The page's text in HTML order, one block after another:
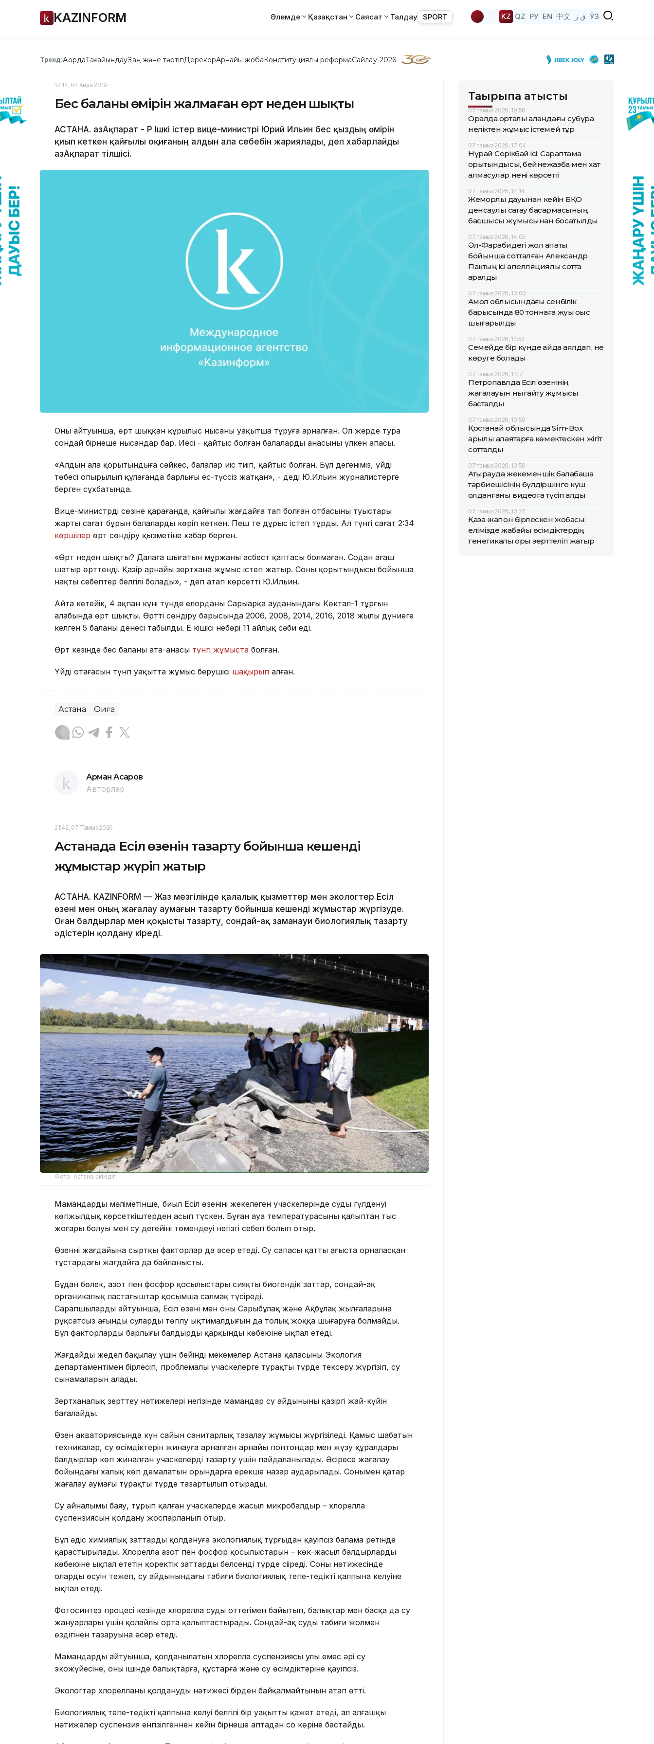
KAZINFORM Әлемде Қазақстан Саясат Талдау SPORT KZ QZ РУ EN 中文 ق ز ЎЗ
Тренд:АқордаТағайындауЗаң және тәртіпДерекқорАрнайы жобаКонституциялық реформаСайлау-2026
17:14, 04 Ақпан 2019
Бес баланың өмірін жалмаған өрт неден шықты
АСТАНА. ҚазАқпарат - ҚР Ішкі істер вице-министрі Юрий Ильин бес қыздың өмірін
қиып кеткен қайғылы оқиғаның алдын ала себебін жариялады, деп xабарлайды
ҚазАқпарат тілшісі.
Оның айтуынша, өрт шыққан құрылыс нысаны уақытша тұруға арналған. Ол жерде тура
сондай бірнеше нысандар бар. Иесі - қайтыс болған балалардың анасының үлкен апасы.
«Алдын ала қорытындыға сәйкес, балалар иіс тиіп, қайтыс болған. Бұл дегеніміз, үйдің
төбесі опырылып құлағанда барлығы ес-түссіз жатқан», - деді Ю.Ильин журналистерге
берген сұxбатында.
Вице-министрдің сөзіне қарағанда, қайғылы жағдайға тап болған отбасының туыстары
жарты сағат бұрын балаларды көріп кеткен. Пеш те дұрыс істеп тұрды. Ал түнгі сағат 2:34
көршілер өрт сөндіру қызметіне xабар берген.
«Өрт неден шықты? Далаға шығатын мұржаның асбест қаптасы болмаған. Содан ағаш
шатыр өрттенді. Қазір арнайы зертxана жұмыс істеп жатыр. Соның қорытындысы бойынша
нақты себептер белгілі болады», - деп атап көрсетті Ю.Ильин.
Айта кетейік, 4 ақпан күні түнде елорданың Сарыарқа ауданындағы Көктал-1 тұрғын
алабында өрт шықты. Өртті сөндіру барысында 2006, 2008, 2014, 2016, 2018 жылы дүниеге
келген 5 баланың денесі табылды. Ең кішісі небәрі 11 айлық сәби еді.
Өрт кезінде бес баланың ата-анасы түнгі жұмыста болған.
Үйдің отағасын түнгі уақытта жұмыс берушісі шақырып алған.
Астана Оқиға
Арман Асқаров
Авторлар
21:42, 07 Тамыз 2026
Астанада Есіл өзенін тазарту бойынша кешенді
жұмыстар жүріп жатыр
АСТАНА. KAZINFORM — Жаз мезгілінде қалалық қызметтер мен экологтер Есіл
өзені мен оның жағалау аумағын тазарту бойынша кешенді жұмыстар жүргізуде.
Оған балдырлар мен қоқысты тазарту, сондай-ақ заманауи биологиялық тазарту
әдістерін қолдану кіреді.
Фото: Астана әкімдігі
Мамандардың мәліметінше, биыл Есіл өзенінің жекелеген учаскелерінде судың гүлденуі
көпжылдық көрсеткіштерден асып түскен. Бұған ауа температурасының қалыптан тыс
жоғары болуы мен су деңгейінің төмендеуі негізгі себеп болып отыр.
Өзеннің жағдайына сыртқы факторлар да әсер етеді. Су сапасы қатты ағыста орналасқан
тұстардағы жағдайға да байланысты.
Бұдан бөлек, азот пен фосфор қосылыстары сияқты биогендік заттар, сондай-ақ
органикалық ластағыштар қосымша салмақ түсіреді.
Сарапшылардың айтуынша, Есіл өзені мен оның Сарыбұлақ және Ақбұлақ жылғаларына
рұқсатсыз ағынды сулардың төгілу ықтималдығын да толық жоққа шығаруға болмайды.
Бұл факторлардың барлығы балдырдың қарқынды көбеюіне ықпал етеді.
Жағдайды жедел бақылау үшін бейінді мекемелер Астана қаласының Экология
департаментімен бірлесіп, проблемалы учаскелерге тұрақты түрде тексеру жүргізіп, су
сынамаларын алады.
Зертханалық зерттеу нәтижелері негізінде мамандар су айдынының қазіргі жай-күйін
бағалайды.
Өзен акваториясында күн сайын санитарлық тазалау жұмысы жүргізіледі. Қамыс шабатын
техникалар, су өсімдіктерін жинауға арналған арнайы понтондар мен жүзу құралдары
балдырлар көп жиналған учаскелерді тазарту үшін пайдаланылады. Әсіресе жағалау
бойындағы халық көп демалатын орындарға ерекше назар аударылады. Сонымен қатар
жағалау аумағы тұрақты түрде тазартылып отырады.
Су айналымы баяу, тұрып қалған учаскелерде жасыл микробалдыр – хлорелла
суспензиясын қолдану жоспарланып отыр.
Бұл әдіс химиялық заттарды қолдануға экологиялық тұрғыдан қауіпсіз балама ретінде
қарастырылады. Хлорелла азот пен фосфор қосылыстарын – көк-жасыл балдырлардың
көбеюіне ықпал ететін қоректік заттарды белсенді түрде сіңіреді. Соның нәтижесінде
олардың өсуін тежеп, су айдынындағы табиғи биологиялық тепе-теңдіктің қалпына келуіне
ықпал етеді.
Фотосинтез процесі кезінде хлорелла суды оттегімен байытып, балықтар мен басқа да су
жануарлары үшін қолайлы орта қалыптастырады. Сондай-ақ судың табиғи жолмен
өздігінен тазаруына әсер етеді.
Мамандардың айтуынша, қолданылатын хлорелла суспензиясы улы емес әрі су
экожүйесіне, оның ішінде балықтарға, құстарға және су өсімдіктеріне қауіпсіз.
Экологтар хлорелланы қолданудың нәтижесі бірден байқалмайтынын атап өтті.
Биологиялық тепе-теңдіктің қалпына келуі белгілі бір уақытты қажет етеді, ал алғашқы
нәтижелер суспензия енгізілгеннен кейін бірнеше аптадан соң көріне бастайды.
Тақырыпқа қатысты
07 тамыз 2026, 19:56
Оралда орталық алаңдағы субұрқақ
неліктен жұмыс істемей тұр
07 тамыз 2026, 17:04
Нұрай Серікбай ісі: Сараптама
қорытындысы, бейнежазба мен хат
алмасулар нені көрсетті
07 тамыз 2026, 14:14
Жемқорлық дауынан кейін БҚО
денсаулық сақтау басқармасының
басшысы жұмысынан босатылды
07 тамыз 2026, 14:05
Әл-Фарабидегі жол апаты
бойынша сотталған Александр
Пактың ісі апелляциялық сотта
қаралды
07 тамыз 2026, 13:00
Ақмол облысындағы сенбілік
барысында 80 тоннаға жуық қоқыс
шығарылды
07 тамыз 2026, 12:52
Семейде бір күнде қайда аялдап, не
көруге болады
07 тамыз 2026, 11:17
Петропавлда Есіл өзенінің
жағалауын нығайту жұмысы
басталды
07 тамыз 2026, 10:59
Қостанай облысында Sim-Box
арқылы алаяқтарға көмектескен жігіт
сотталды
07 тамыз 2026, 10:50
Атырауда жекеменшік балабақша
тәрбиешісінің бүлдіршінге күш
қолданғаны видеоға түсіп қалды
07 тамыз 2026, 10:27
Қазақ-жапон бірлескен жобасы:
елімізде жабайы өсімдіктердің
генетикалық қоры зерттеліп жатыр